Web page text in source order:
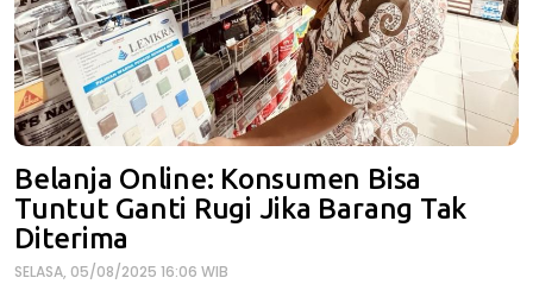
Belanja Online: Konsumen Bisa
Tuntut Ganti Rugi Jika Barang Tak
Diterima
SELASA, 05/08/2025 16:06 WIB